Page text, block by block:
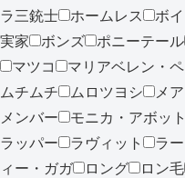
ラ三銃士
ホームレス ボ
実家
ボンズ ポニーテール
マツコ
マリアベレン・
ムチムチ
ムロツヨシ メ
メンバー
モニカ・アボット
ラッパー
ラヴィット ラ
ィー・ガガ
ロング ロン毛